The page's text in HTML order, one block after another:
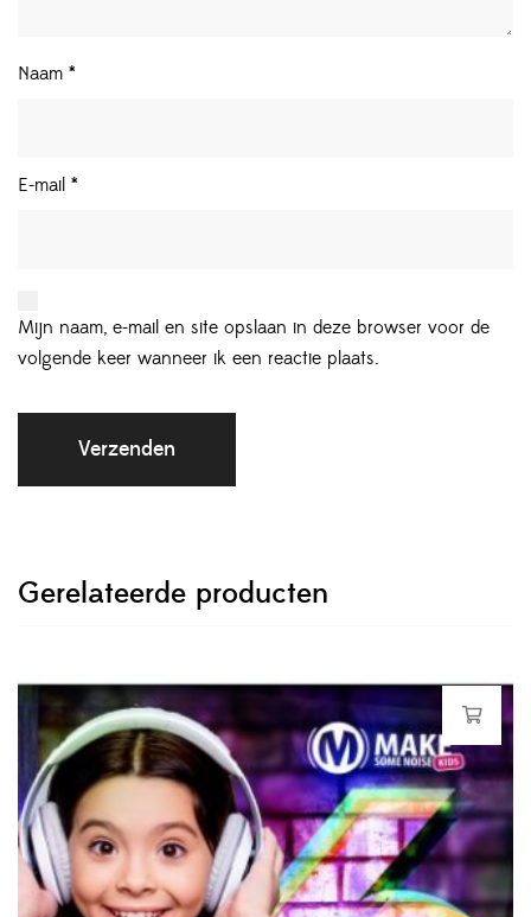
Naam *
E-mail *
Mijn naam, e-mail en site opslaan in deze browser voor de
volgende keer wanneer ik een reactie plaats.
Gerelateerde producten